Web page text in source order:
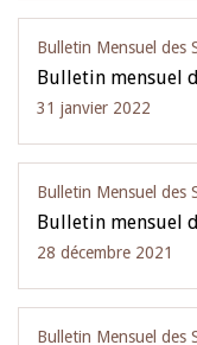
Bulletin Mensuel des
Bulletin mensuel
31 janvier 2022
Bulletin Mensuel des
Bulletin mensuel
28 décembre 2021
Bulletin Mensuel des